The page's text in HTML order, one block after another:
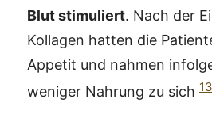
Blut stimuliert. Nach der
Kollagen hatten die
Appetit und nahmen
weniger Nahrung zu sich 13